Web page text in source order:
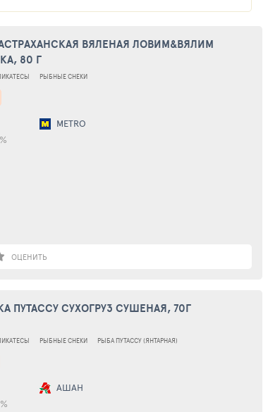
ВЯЛЕНАЯ ЛОВИМ&ВЯЛИМ
80 Г
РЫБНЫЕ СНЕКИ
METRO
ОЦЕНИТЬ
ПУТАССУ СУХОГРУЗ СУШЕНАЯ, 70Г
РЫБНЫЕ СНЕКИ РЫБА ПУТАССУ (ЯНТАРНАЯ)
АШАН